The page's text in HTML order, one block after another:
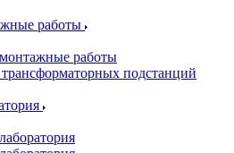
работы
работы
подстанций